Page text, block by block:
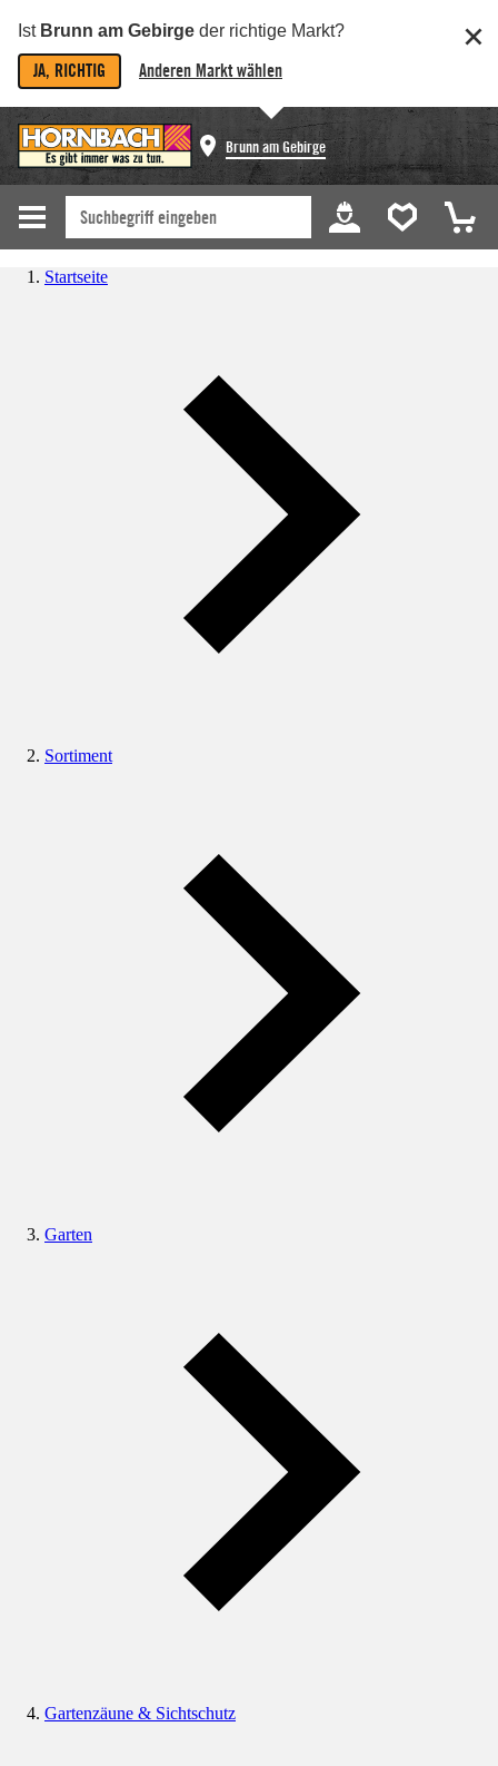
Ist Brunn am Gebirge der richtige Markt?
JA, RICHTIG Anderen Markt wählen
Brunn am Gebirge
Startseite
Sortiment
Garten
Gartenzäune & Sichtschutz